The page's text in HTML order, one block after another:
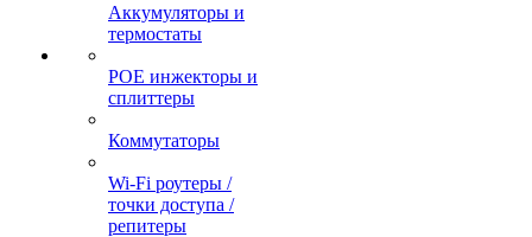
Аккумуляторы и
термостаты
POE инжекторы и
сплиттеры
Коммутаторы
Wi-Fi роутеры /
точки доступа /
репитеры